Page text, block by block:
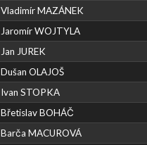
Vladimír MAZÁNEK
Jaromír WOJTYLA
Jan JUREK
Dušan OLAJOŠ
Ivan STOPKA
Břetislav BOHÁČ
Barča MACUROVÁ